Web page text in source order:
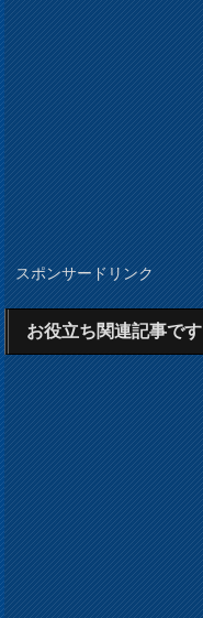
スポンサードリンク
お役立ち関連記事です